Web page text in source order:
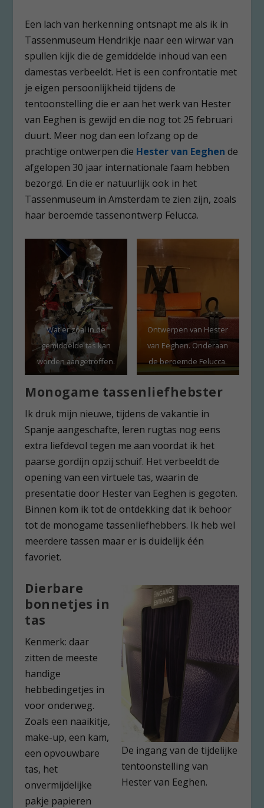
Een lach van herkenning ontsnapt me als ik in
Tassenmuseum Hendrikje naar een wirwar van
spullen kijk die de gemiddelde inhoud van een
damestas verbeeldt. Het is een confrontatie met
je eigen persoonlijkheid tijdens de
tentoonstelling die er aan het werk van Hester
van Eeghen is gewijd en die nog tot 25 februari
duurt. Meer nog dan een lofzang op de
prachtige ontwerpen die Hester van Eeghen de
afgelopen 30 jaar internationale faam hebben
bezorgd. En die er natuurlijk ook in het
Tassenmuseum in Amsterdam te zien zijn, zoals
haar beroemde tassenontwerp Felucca.
Wat er zoal in de
gemiddelde tas kan
worden aangetroffen.
Ontwerpen van Hester
van Eeghen. Onderaan
de beroemde Felucca.
Monogame tassenliefhebster
Ik druk mijn nieuwe, tijdens de vakantie in
Spanje aangeschafte, leren rugtas nog eens
extra liefdevol tegen me aan voordat ik het
paarse gordijn opzij schuif. Het verbeeldt de
opening van een virtuele tas, waarin de
presentatie door Hester van Eeghen is gegoten.
Binnen kom ik tot de ontdekking dat ik behoor
tot de monogame tassenliefhebbers. Ik heb wel
meerdere tassen maar er is duidelijk één
favoriet.
De ingang van de tijdelijke
tentoonstelling van
Hester van Eeghen.
Dierbare
bonnetjes in
tas
Kenmerk: daar
zitten de meeste
handige
hebbedingetjes in
voor onderweg.
Zoals een naaikitje,
make-up, een kam,
een opvouwbare
tas, het
onvermijdelijke
pakje papieren